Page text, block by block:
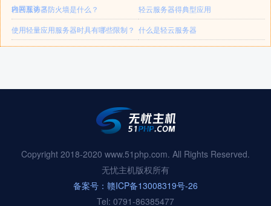
内网互访？
轻云服务器防火墙是什么？
轻云服务器得典型应用
使用轻量应用服务器时具有哪些限制？ 什么是轻云服务器
Copyright 2018-2020 www.51php.com. All Rights Reserved.
无忧主机版权所有
备案号：赣ICP备13008319号-26
Tel: 0791-86385477